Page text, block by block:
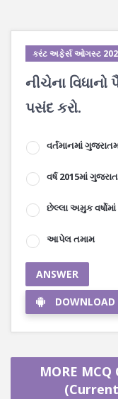
કરંટ અફેર્સ ઓગસ્ટ
નીચેના વિધાનો
પસંદ કરો.
વર્તમાનમાં
વર્ષ 2015માં
છેલ્લા અમુક
આપેલ તમામ
ANSWER
DOWNLOAD
MORE